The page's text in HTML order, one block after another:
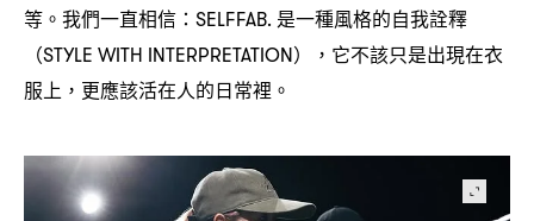
等。我們一直相信 ：SELFFAB. 是一種風格的自我詮釋
（STYLE WITH INTERPRETATION）， 它不該只是出現在衣
服上 ， 更應該活在人的日常裡。